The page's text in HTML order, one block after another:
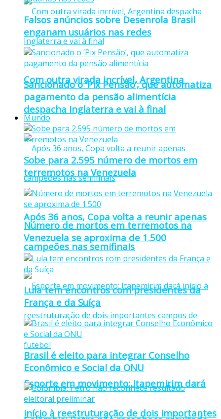
Com outra virada incrível, Argentina
despacha Inglaterra e vai à final
Após 36 anos, Copa volta a reunir apenas
campeões nas semifinais
Esporte em movimento: Itapemirim dará
início à reestruturação de dois importantes
Falsos anúncios sobre Desenrola Brasil
enganam usuários nas redes
Sancionado o ‘Pix Pensão’, que automatiza
pagamento da pensão alimentícia
Mundo
Sobe para 2.595 número de mortos em
terremotos na Venezuela
Número de mortos em terremotos na
Venezuela se aproxima de 1.500
Lula tem encontros com presidentes da
França e da Suíça
Brasil é eleito para integrar Conselho
Econômico e Social da ONU